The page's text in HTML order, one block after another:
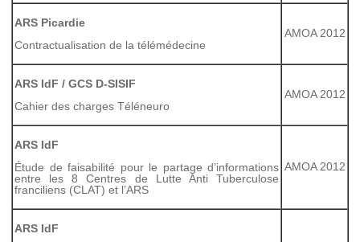
ARS Picardie
Contractualisation de la télémédecine
AMOA 2012
ARS IdF / GCS D-SISIF
Cahier des charges Téléneuro
AMOA 2012
ARS IdF
Étude de faisabilité pour le partage d’informations
entre les 8 Centres de Lutte Anti Tuberculose
franciliens (CLAT) et l’ARS
AMOA 2012
ARS IdF